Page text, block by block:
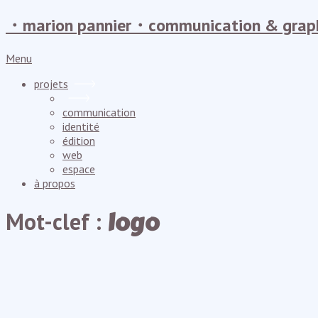
・marion pannier・communication &
Menu
projets
communication
identité
édition
web
espace
à propos
Mot-clef : logo